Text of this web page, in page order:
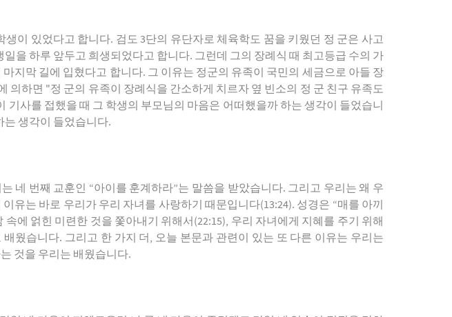
이 있었다고 합니다. 검도 3단의 유단자로 체육학도 꿈을 키웠던 정 군은 사고
을 하루 앞두고 희생되었다고 합니다. 그런데 그의 장례식 때 최고등급 수의 가
지막 길에 입혔다고 합니다. 그 이유는 정군의 유족이 국민의 세금으로 아들 장
하면 "정 군의 유족이 장례식을 간소하게 치르자 옆 빈소의 정 군 친구 유족도
사를 접했을 때 그 학생의 부모님의 마음은 어떠했을까 하는 생각이 들었습니
는 생각이 들었습니다.
네 번째 교훈인 “아이를 훈계하라”는 말씀을 받았습니다. 그리고 우리는 왜 우
유는 바로 우리가 우리 자녀를 사랑하기 때문입니다(13:24). 성경은 “매를 아끼
에 얽힌 미련한 것을 쫓아내기 위해서(22:15), 우리 자녀에게 지혜를 주기 위해
웠습니다. 그리고 한 가지 더, 오늘 본문과 관련이 있는 또 다른 이유는 우리는
것을 우리는 배웠습니다.